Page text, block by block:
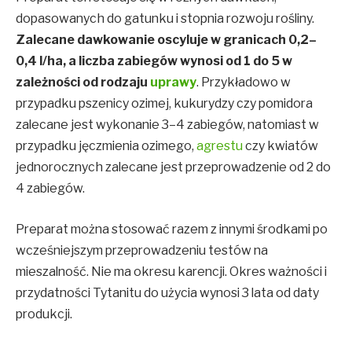
dopasowanych do gatunku i stopnia rozwoju rośliny.
Zalecane dawkowanie oscyluje w granicach 0,2–
0,4 l/ha, a liczba zabiegów wynosi od 1 do 5 w
zależności od rodzaju uprawy. Przykładowo w
przypadku pszenicy ozimej, kukurydzy czy pomidora
zalecane jest wykonanie 3–4 zabiegów, natomiast w
przypadku jęczmienia ozimego, agrestuczy kwiatów
jednorocznych zalecane jest przeprowadzenie od 2 do
4 zabiegów.
Preparat można stosować razem z innymi środkami po
wcześniejszym przeprowadzeniu testów na
mieszalność. Nie ma okresu karencji. Okres ważności i
przydatności Tytanitu do użycia wynosi 3 lata od daty
produkcji.